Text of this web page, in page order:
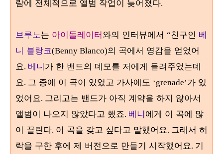
람에 전체적으로 앨범 작업이 늦어졌다.
브루노는 아이돌레이터와의 인터뷰에서 “친구인 베
니 블랑코(Benny Blanco)의 곡에서 영감을 얻었어
요. 베니가 한 밴드의 데모를 저에게 들려주었는데
요. 그 중에 이 곡이 있었고 가사에도 ‘grenade’가 있
었어요. 그리고는 밴드가 아직 계약을 하지 않아서
앨범이 나오지 않았다고 했죠. 베니에게 이 곡에 많
이 끌린다. 이 곡을 갖고 싶다고 말했어요. 그래서 허
락을 구한 후에 제 버전으로 만들기 시작했어요. 기